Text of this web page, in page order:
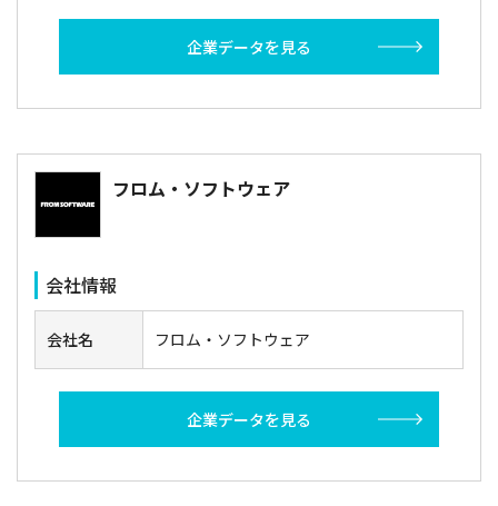
企業データを見る
フロム・ソフトウェア
会社情報
会社名 フロム・ソフトウェア
企業データを見る